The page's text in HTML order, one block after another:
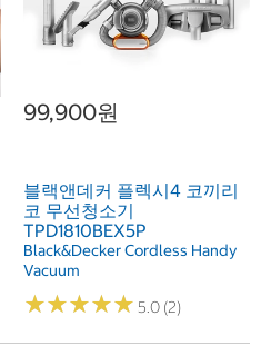
99,900원
블랙앤데커 플렉시4 코끼리
코 무선청소기
TPD1810BEX5P
Black&Decker Cordless Handy
Vacuum
★★★★★
★★★★★ 5.0 (2)